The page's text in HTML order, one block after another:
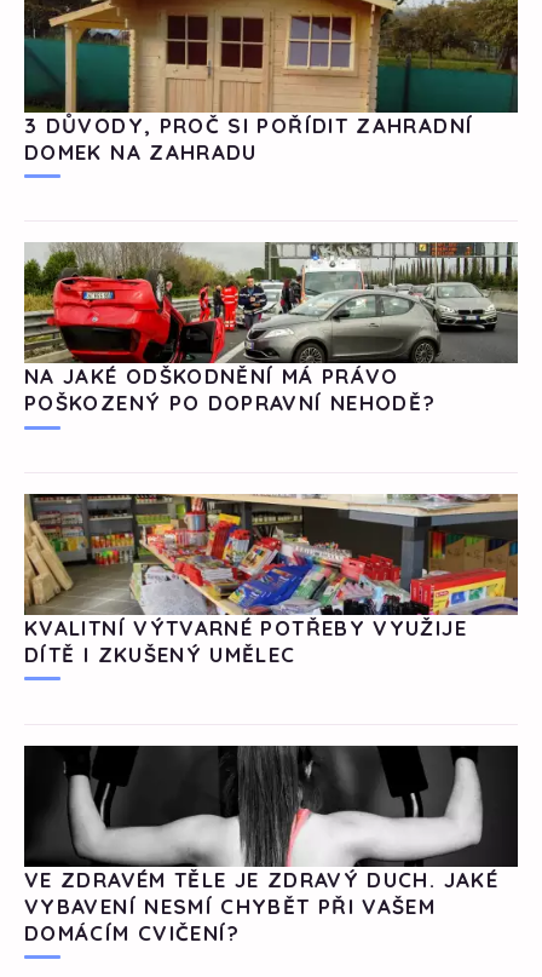
3 DŮVODY, PROČ SI POŘÍDIT ZAHRADNÍ
DOMEK NA ZAHRADU
NA JAKÉ ODŠKODNĚNÍ MÁ PRÁVO
POŠKOZENÝ PO DOPRAVNÍ NEHODĚ?
KVALITNÍ VÝTVARNÉ POTŘEBY VYUŽIJE
DÍTĚ I ZKUŠENÝ UMĚLEC
VE ZDRAVÉM TĚLE JE ZDRAVÝ DUCH. JAKÉ
VYBAVENÍ NESMÍ CHYBĚT PŘI VAŠEM
DOMÁCÍM CVIČENÍ?